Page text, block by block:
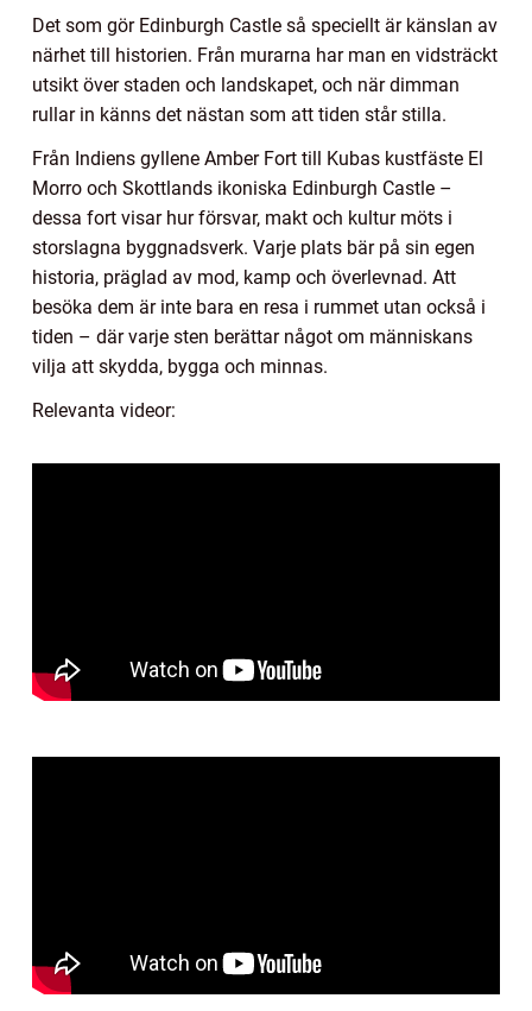
Det som gör Edinburgh Castle så speciellt är känslan av
närhet till historien. Från murarna har man en vidsträckt
utsikt över staden och landskapet, och när dimman
rullar in känns det nästan som att tiden står stilla.
Från Indiens gyllene Amber Fort till Kubas kustfäste El
Morro och Skottlands ikoniska Edinburgh Castle –
dessa fort visar hur försvar, makt och kultur möts i
storslagna byggnadsverk. Varje plats bär på sin egen
historia, präglad av mod, kamp och överlevnad. Att
besöka dem är inte bara en resa i rummet utan också i
tiden – där varje sten berättar något om människans
vilja att skydda, bygga och minnas.
Relevanta videor: